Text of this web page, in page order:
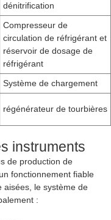
dénitrification
Compresseur de
circulation de réfrigérant et
réservoir de dosage de
réfrigérant
Système de chargement
régénérateur de tourbières
instruments
de production de
fonctionnement fiable
aisées, le système de
: